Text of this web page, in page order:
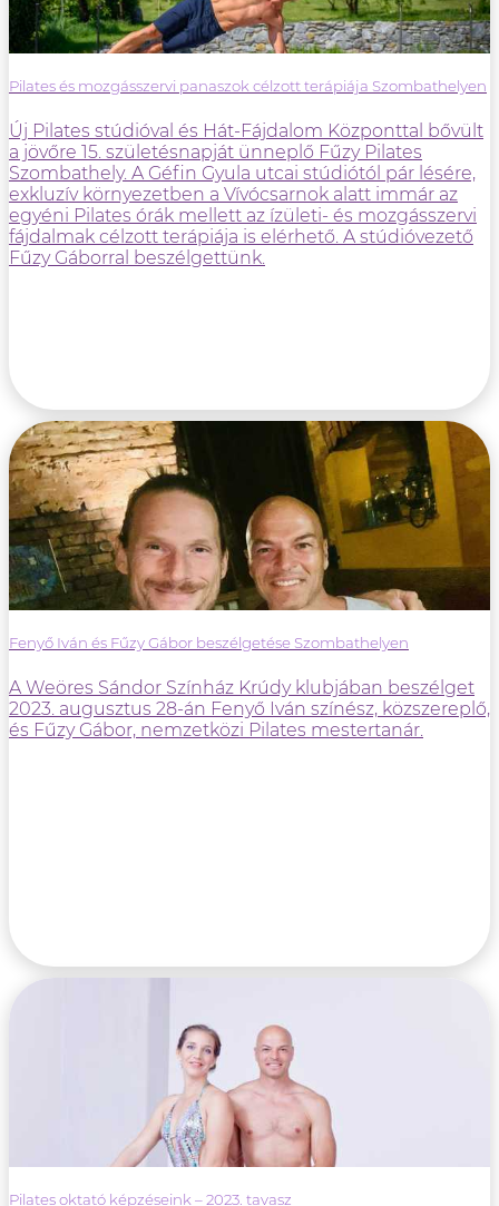
Pilates és mozgásszervi panaszok célzott terápiája Szombathelyen
Új Pilates stúdióval és Hát-Fájdalom Központtal bővült
a jövőre 15. születésnapját ünneplő Fűzy Pilates
Szombathely. A Géfin Gyula utcai stúdiótól pár lésére,
exkluzív környezetben a Vívócsarnok alatt immár az
egyéni Pilates órák mellett az ízületi- és mozgásszervi
fájdalmak célzott terápiája is elérhető. A stúdióvezető
Fűzy Gáborral beszélgettünk.
Fenyő Iván és Fűzy Gábor beszélgetése Szombathelyen
A Weöres Sándor Színház Krúdy klubjában beszélget
2023. augusztus 28-án Fenyő Iván színész, közszereplő,
és Fűzy Gábor, nemzetközi Pilates mestertanár.
Pilates oktató képzéseink – 2023. tavasz